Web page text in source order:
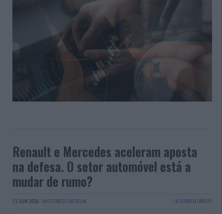
Renault e Mercedes aceleram aposta
na defesa. O setor automóvel está a
mudar de rumo?
12 JUN 2026 · MOTORES/ENERGIA 16 COMENTÁRIOS